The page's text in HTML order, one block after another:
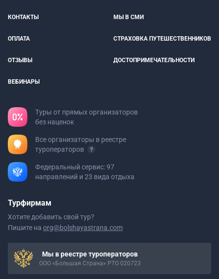
КОНТАКТЫ МЫ В СМИ
ОПЛАТА СТРАХОВКА ПУТЕШЕСТВЕННИКОВ
ОТЗЫВЫ ДОСТОПРИМЕЧАТЕЛЬНОСТИ
ВЕБИНАРЫ
Туры от прямых организаторов
без наценок
Все организаторы в реестре
туроператоров
Федеральный сервис: 97
направлений и 23 вида отдыха
Турфирмам
Хотите добавить свой тур?
Пишите на org@bolshayastrana.com
Мы в реестре туроператоров
ООО «Большая Страна» РТО 020723